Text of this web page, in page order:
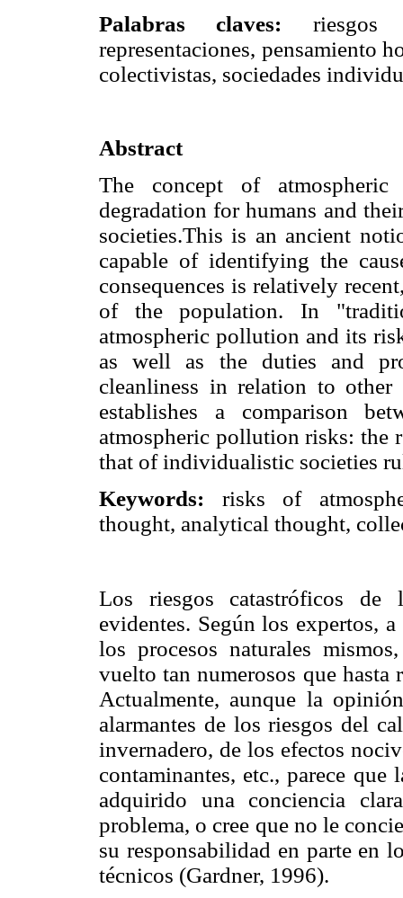
Palabras claves: riesgos
representaciones, pensamiento
colectivistas, sociedades
Abstract
The concept of
degradation for humans and
societies.This is an ancient
capable of identifying the
consequences is relatively
of the population. In
atmospheric pollution and its
as well as the duties and
cleanliness in relation to other
establishes a comparison
atmospheric pollution risks: the
that of individualistic societies
Keywords: risks of
thought, analytical thought,
Los riesgos catastróficos de
evidentes. Según los expertos,
los procesos naturales
vuelto tan numerosos que
Actualmente, aunque la
alarmantes de los riesgos del
invernadero, de los efectos
contaminantes, etc., parece
adquirido una conciencia
problema, o cree que no le
su responsabilidad en parte en
técnicos (Gardner, 1996).